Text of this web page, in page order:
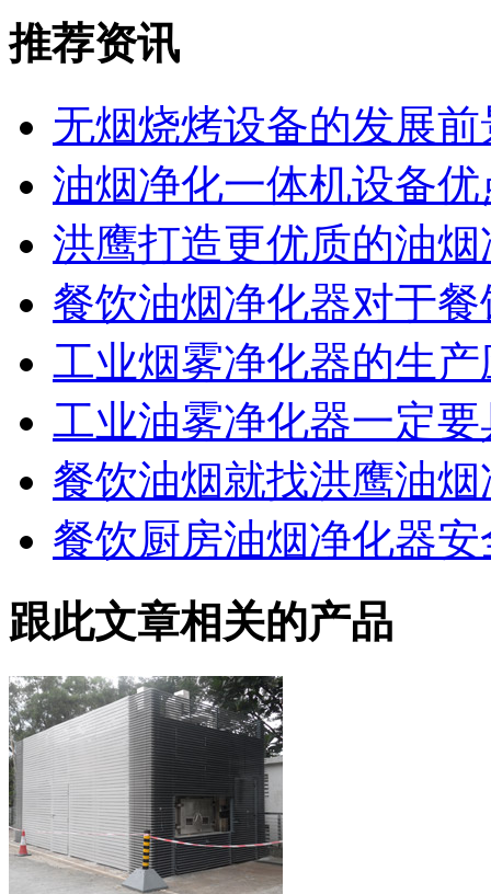
推荐资讯
无烟烧烤设备的发展前
油烟净化一体机设备
洪鹰打造更优质的油
餐饮油烟净化器对于
工业烟雾净化器的生
工业油雾净化器一定
餐饮油烟就找洪鹰油
餐饮厨房油烟净化器
跟此文章相关的产品